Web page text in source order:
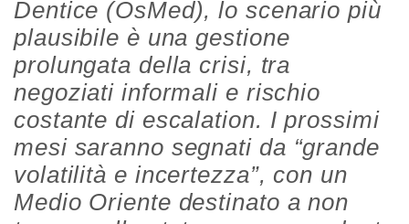
Dentice (OsMed), lo scenario più
plausibile è una gestione
prolungata della crisi, tra
negoziati informali e rischio
costante di escalation. I prossimi
mesi saranno segnati da “grande
volatilità e incertezza”, con un
Medio Oriente destinato a non